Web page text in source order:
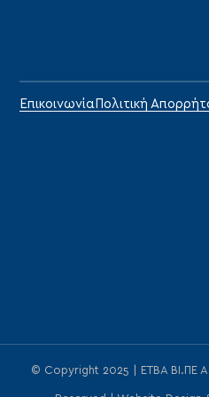
Επικοινωνία Πολιτική
© Copyright 2025 | ΕΤΒΑ ΒΙ.ΠΕ